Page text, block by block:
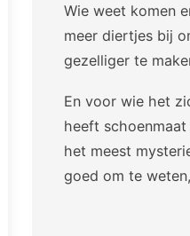
Wie weet komen
meer diertjes bij
gezelliger te
En voor wie het
heeft
het meest
goed om te